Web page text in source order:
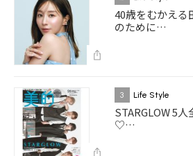
40歳をむかえる
のために…
3 Life Style
STARGLOW 5
♡…